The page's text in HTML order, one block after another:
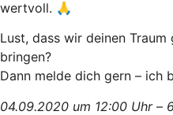
wertvoll. 🙏
Lust, dass wir deinen Traum
bringen?
Dann melde dich gern – ich
04.09.2020 um 12:00 Uhr–